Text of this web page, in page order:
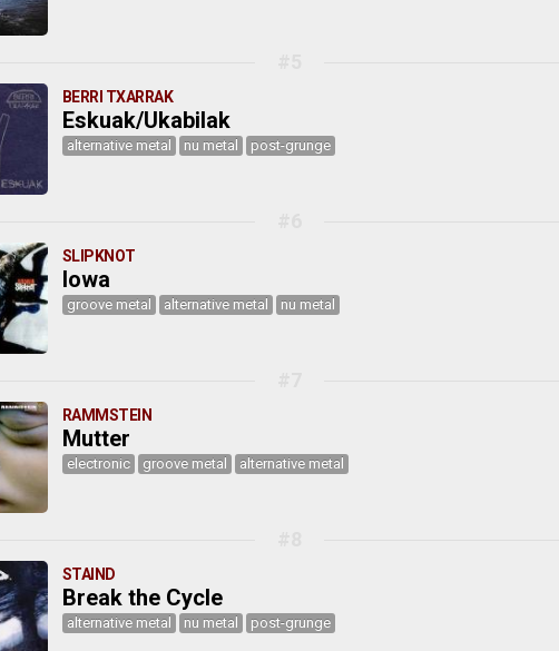
BERRI TXARRAK
Eskuak/Ukabilak
alternative metal nu metal post-grunge
SLIPKNOT
Iowa
groove metal alternative metal nu metal
RAMMSTEIN
Mutter
electronic groove metal alternative metal
STAIND
Break the Cycle
alternative metal nu metal post-grunge